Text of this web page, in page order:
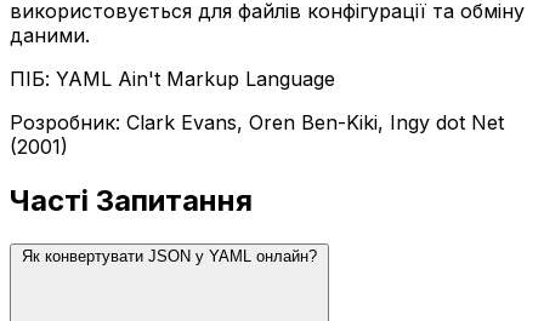
використовується для файлів конфігурації та обміну
даними.
ПІБ: YAML Ain't Markup Language
Розробник: Clark Evans, Oren Ben-Kiki, Ingy dot Net
(2001)
Часті Запитання
Як конвертувати JSON у YAML онлайн?